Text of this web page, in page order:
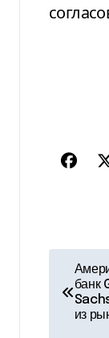
банк
из